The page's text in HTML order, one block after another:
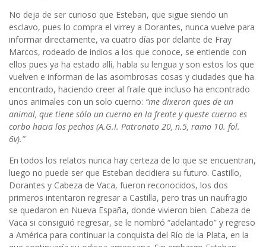
No deja de ser curioso que Esteban, que sigue siendo un
esclavo, pues lo compra el virrey a Dorantes, nunca vuelve para
informar directamente, va cuatro días por delante de Fray
Marcos, rodeado de indios a los que conoce, se entiende con
ellos pues ya ha estado allí, habla su lengua y son estos los que
vuelven e informan de las asombrosas cosas y ciudades que ha
encontrado, haciendo creer al fraile que incluso ha encontrado
unos animales con un solo cuerno: “me dixeron ques de un
animal, que tiene sólo un cuerno en la frente y queste cuerno es
corbo hacia los pechos (A.G.I. Patronato 20, n.5, ramo 10. fol.
6v).”
En todos los relatos nunca hay certeza de lo que se encuentran,
luego no puede ser que Esteban decidiera su futuro. Castillo,
Dorantes y Cabeza de Vaca, fueron reconocidos, los dos
primeros intentaron regresar a Castilla, pero tras un naufragio
se quedaron en Nueva España, donde vivieron bien. Cabeza de
Vaca si consiguió regresar, se le nombró “adelantado” y regreso
a América para continuar la conquista del Río de la Plata, en la